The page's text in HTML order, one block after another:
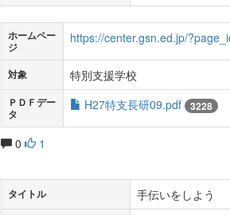
ホームペー
ジ
https://center.gsn.ed.jp/
対象 特別支援学校
ＰＤＦデー
タ
H27特支長研09.pdf 3228
0 1
タイトル 手伝いをしよう